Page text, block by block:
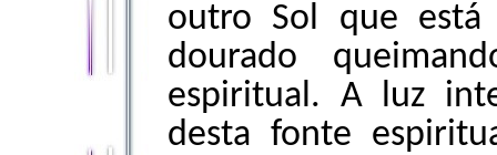
outro Sol que está
dourado
espiritual. A luz
desta fonte